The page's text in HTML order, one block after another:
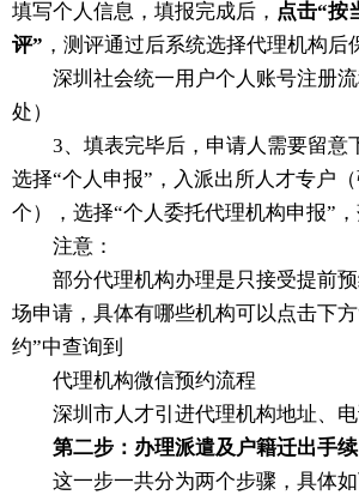
填写个人信息，填报完成后， 点击“按
评” ，测评通过后系统选择代理机构后
深圳社会统一用户个人账号注册流
处）
3、填表完毕后，申请人需要留意
选择“个人申报”，入派出所人才专户
个），选择“个人委托代理机构申报”
注意：
部分代理机构办理是只接受提前预
场申请，具体有哪些机构可以点击下
约”中查询到
代理机构微信预约流程
深圳市人才引进代理机构地址、
第二步：办理派遣及户籍迁出手续
这一步一共分为两个步骤，具体